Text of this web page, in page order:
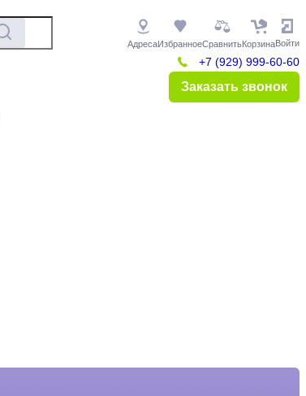
АдресаИзбранноеСравнитьКорзинаВойти
+7 (929) 999-60-60
Заказать звонок